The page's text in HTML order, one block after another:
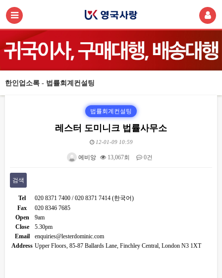
한인업소록 - 법률회계컨설팅
법률회계컨설팅
레스터 도미니크 법률사무소
12-01-09 10:59
에비앙 13,067회 0건
검색
Tel
020 8371 7400 / 020 8371 7414 (한국어)
Fax
020 8346 7685
Open
9am
Close
5.30pm
Email
enquiries@lesterdominic.com
Address Upper Floors, 85-87 Ballards Lane, Finchley Central, London N3 1XT